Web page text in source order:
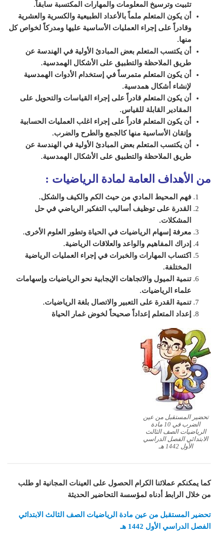
تثبيت وترسيخ المعلومات والمهارات المكتسبة سابقاً.
أن يكون المتعلم ملماً بالأعداد الطبيعية والكسرية والعشرية
وقادراً على إجراء العمليات الأساسية عليها ومدركاً لخواص كل
منها.
أن يكتسب المتعلم بعض المبادئ الأولية في الهندسة عن
طريق الملاحظة والتطبيق على الأشكال الهمدسية.
أن يكون المتعلم متمرساً في إستخدام الأدوات الهمدسية
لإنشاء أشكال همدسية.
أن يكون المتعلم قادراً على إجراء القياسات والتحويل على
المقادير القابلة للقياس.
أن يكون المتعلم قادراً على إجراء اغلب العمليات الحسابية
وإتقان الأساسية منها كالجمع والطرح والضرب.
أن يكتسب المتعلم بعض المبادئ الأولية في الهندسة عن
طريق الملاحظة والتطبيق على الأشكال الهمدسية.
من الأهداف العامة لمادة الرياضيات :
فهم المحيط المادي من حيث الكم والكيف والشكل.
القدرة على توظيف أساليب التفكير الرياضي في حل
المشكلات.
معرفة إسهام الرياضيات في الحياة وتطور العلوم الأخرى.
إدراك المفاهيم والواعد والعلاقات الرياضية.
اكتساب المهارات والخبرات في إجراء العمليات الرياضية
المختلفة.
تنمية الميول والاتجاهات الإيجابية نحو الرياضيات وإسهامات
علماء الرياضيات.
تنمية القدرة على التعبير والاتصال بلغة الرياضيات.
إعداد المتعلم إعداداً صحيحاً لخوض غمار الحياة
تحضير المستقبل من عين
الضرب في 10 مادة
الرياضيات الصف الثالث
الابتدائي الفصل الدراسي
الأول 1442 هـ
كما يمكنكم عملائنا الكرام الحصول على العينات المجانية او طلب
من خلال الرابط أدناه لمؤسسة التحاضير الحديثة
تحضير المستقبل من عين مادة الرياضيات الصف الثالث الابتدائي
الفصل الدراسي الأول 1442 هـ